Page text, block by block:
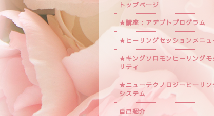
トップページ
★講座：アデプトプログラム
★ヒーリングセッションメニュ
★キングソロモンヒーリングモ
リティ
★ニューテクノロジーヒーリン
システム
自己紹介